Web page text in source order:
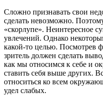
Сложно признавать свои
сделать невозможно.
«скорлупе». Неинтересное
увлечений. Однако
какой-то целью. Посмотрев
зритель должен сделать
как мы относимся к себе и
ставить себя выше других.
относиться ко всем
удел слабых.